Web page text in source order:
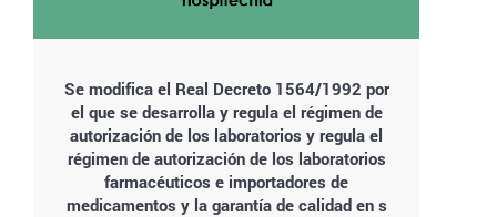
Se modifica el Real Decreto 1564/1992 por
el que se desarrolla y regula el régimen de
autorización de los laboratorios y regula el
régimen de autorización de los laboratorios
farmacéuticos e importadores de
medicamentos y la garantía de calidad en s